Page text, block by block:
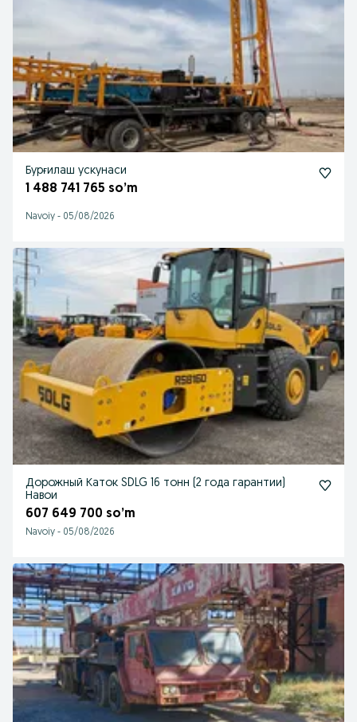
Бурғилаш ускунаси
1 488 741 765 so’m
Navoiy - 05/08/2026
Дорожный Каток SDLG 16 тонн (2 года гарантии)
Навои
607 649 700 so’m
Navoiy - 05/08/2026